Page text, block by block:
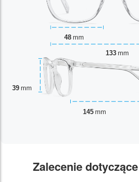
48 mm
39 mm
133 mm
145 mm
Zalecenie